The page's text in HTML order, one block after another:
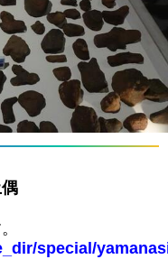
special/